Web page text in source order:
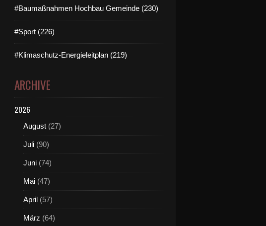
#Baumaßnahmen Hochbau Gemeinde (230)
#Sport (226)
#Klimaschutz-Energieleitplan (219)
ARCHIVE
2026
August (27)
Juli (90)
Juni (74)
Mai (47)
April (57)
März (64)